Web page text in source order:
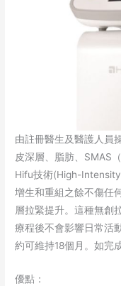
由註冊醫生及醫護人員
皮深層、脂肪、SMAS
Hifu技術(High-
增生和重組之餘不傷任
層拉緊提升。這種無創
療程後不會影響日常活
約可維持18個月。如完
優點：